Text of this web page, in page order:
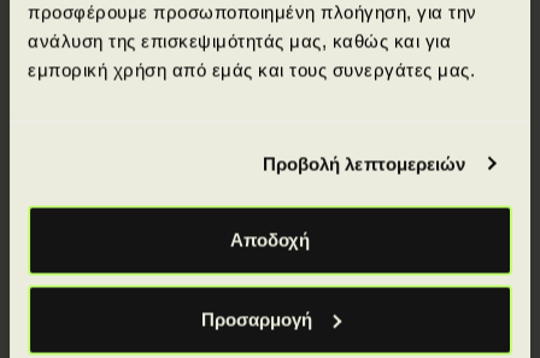
προσφέρουμε προσωποποιημένη πλοήγηση, για την
ανάλυση της επισκεψιμότητάς μας, καθώς και για
εμπορική χρήση από εμάς και τους συνεργάτες μας.
Προβολή λεπτομερειών
Αποδοχή
Προσαρμογή
Απόκτησε πιστοποιήσεις από κορυφαίους
διεθνείς φορείς.